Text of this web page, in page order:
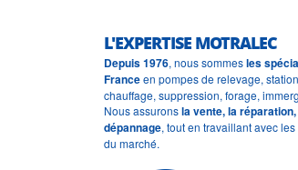
L'EXPERTISE MOTRALEC
Depuis 1976, nous sommesles
Franceen pompes de relevage,
chauffage, suppression, forage,
Nous assuronsla vente, la
dépannage, tout en travaillant avec
du marché.